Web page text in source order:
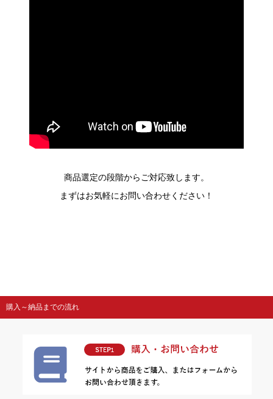
商品選定の段階からご対応致します。
まずはお気軽にお問い合わせください！
購入～納品までの流れ